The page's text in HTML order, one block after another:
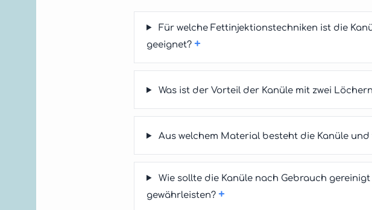
Für welche Fettinjektionstechniken ist die
geeignet? +
Was ist der Vorteil der Kanüle mit zwei
Aus welchem Material besteht die Kanüle
Wie sollte die Kanüle nach Gebrauch
gewährleisten? +